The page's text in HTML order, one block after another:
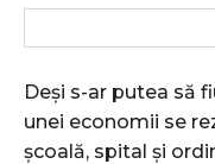
Deși s-ar putea să
unei economii se
școală, spital și